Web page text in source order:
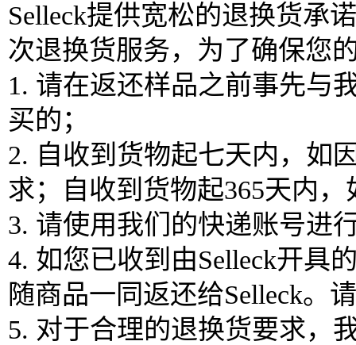
Selleck提供宽松的退换货承
次退换货服务，为了确保您
1. 请在返还样品之前事先与
买的；
2. 自收到货物起七天内，如
求；自收到货物起365天内
3. 请使用我们的快递账号进
4. 如您已收到由Selleck开具
随商品一同返还给Selleck。
5. 对于合理的退换货要求，